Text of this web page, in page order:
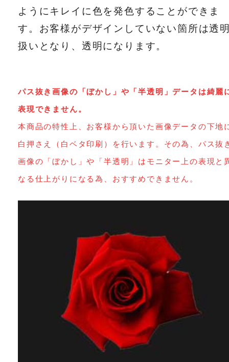
ようにキレイに色を発色することができま
す。お客様がデザインしていない箇所は透
扱いとなり、透明になります。
パス抜き画像の「ぼかし」や「半透明」データは綺麗
表現できません。
本商品の特性上、お客様から頂いた画像データの下地
白押さえ（白ベタ印刷）を行います。その為、パス抜
画像の「ぼかし」や「半透明」はモニター上の表現と
なる仕上がりになる為、おすすめできません。